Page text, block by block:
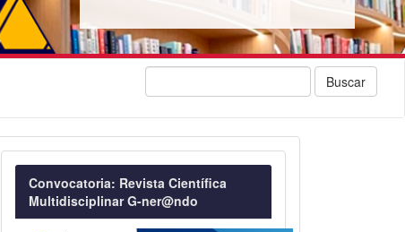
Buscar
Convocatoria
Convocatoria: Revista Científica
Multidisciplinar G-ner@ndo